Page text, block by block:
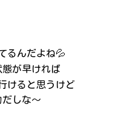
るんだよね💦
が早ければ
けると思うけど
だしな～